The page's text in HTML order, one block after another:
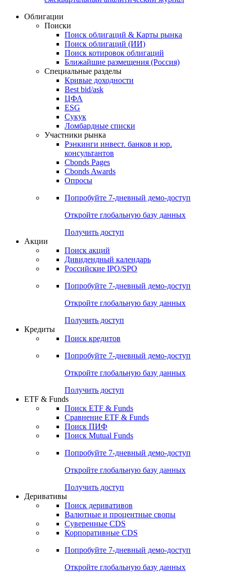
Облигации
Поиски
Поиск облигаций & Карты рынка
Поиск облигаций (ИИ)
Поиск котировок облигаций
Ближайшие размещения (Россия)
Специальные разделы
Кривые доходности
Best bid/ask
ЦФА
ESG
Сукук
Ломбардные списки
Участники рынка
Рэнкинги инвест. банков и юр.
консультантов
Cbonds Pages
Cbonds Awards
Опросы
Попробуйте 7-дневный демо-доступ
Откройте глобальную базу данных
Получить доступ
Акции
Поиск акций
Дивидендный календарь
Российские IPO/SPO
Попробуйте 7-дневный демо-доступ
Откройте глобальную базу данных
Получить доступ
Кредиты
Поиск кредитов
Попробуйте 7-дневный демо-доступ
Откройте глобальную базу данных
Получить доступ
ETF & Funds
Поиск ETF & Funds
Сравнение ETF & Funds
Поиск ПИФ
Поиск Mutual Funds
Попробуйте 7-дневный демо-доступ
Откройте глобальную базу данных
Получить доступ
Деривативы
Поиск деривативов
Валютные и процентные свопы
Суверенные CDS
Корпоративные CDS
Попробуйте 7-дневный демо-доступ
Откройте глобальную базу данных